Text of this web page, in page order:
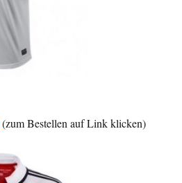
(zum Bestellen auf Link klicken)